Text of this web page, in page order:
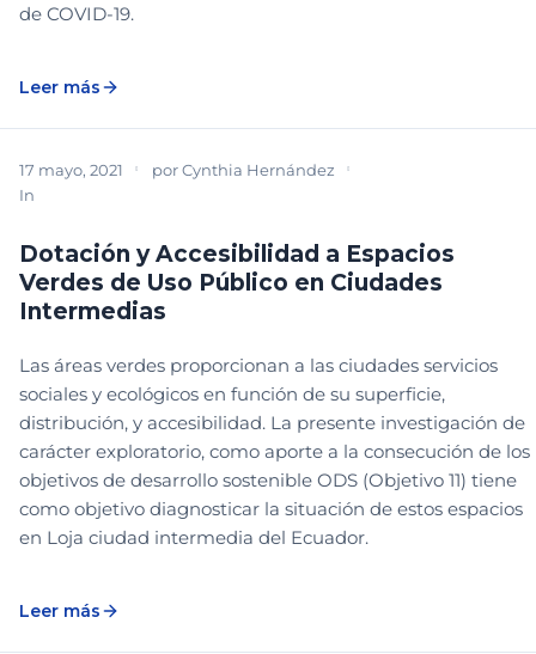
de COVID-19.
Leer más
17 mayo, 2021 porCynthia Hernández
In
Dotación y Accesibilidad a Espacios
Verdes de Uso Público en Ciudades
Intermedias
Las áreas verdes proporcionan a las ciudades servicios
sociales y ecológicos en función de su superficie,
distribución, y accesibilidad. La presente investigación de
carácter exploratorio, como aporte a la consecución de los
objetivos de desarrollo sostenible ODS (Objetivo 11) tiene
como objetivo diagnosticar la situación de estos espacios
en Loja ciudad intermedia del Ecuador.
Leer más